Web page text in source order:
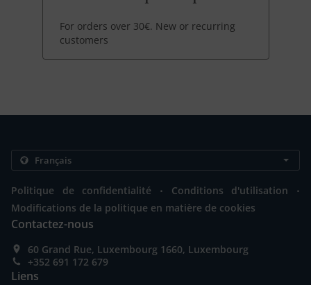
For orders over 30€. New or recurring
customers
Politique de confidentialité . Conditions d'utilisation .
Modifications de la politique en matière de cookies
Contactez-nous
60 Grand Rue, Luxembourg 1660, Luxembourg
+352 691 172 679
Liens